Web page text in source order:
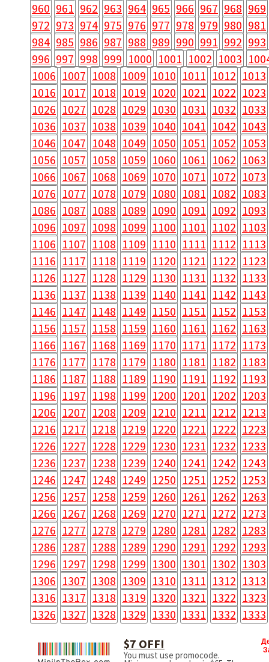
960 961 962 963 964 965 966 967 968 969
972 973 974 975 976 977 978 979 980 981
984 985 986 987 988 989 990 991 992 993
996 997 998 999 1000 1001 1002 1003
1006 1007 1008 1009 1010 1011 1012 1013
1016 1017 1018 1019 1020 1021 1022 1023
1026 1027 1028 1029 1030 1031 1032 1033
1036 1037 1038 1039 1040 1041 1042 1043
1046 1047 1048 1049 1050 1051 1052 1053
1056 1057 1058 1059 1060 1061 1062 1063
1066 1067 1068 1069 1070 1071 1072 1073
1076 1077 1078 1079 1080 1081 1082 1083
1086 1087 1088 1089 1090 1091 1092 1093
1096 1097 1098 1099 1100 1101 1102 1103
1106 1107 1108 1109 1110 1111 1112 1113
1116 1117 1118 1119 1120 1121 1122 1123
1126 1127 1128 1129 1130 1131 1132 1133
1136 1137 1138 1139 1140 1141 1142 1143
1146 1147 1148 1149 1150 1151 1152 1153
1156 1157 1158 1159 1160 1161 1162 1163
1166 1167 1168 1169 1170 1171 1172 1173
1176 1177 1178 1179 1180 1181 1182 1183
1186 1187 1188 1189 1190 1191 1192 1193
1196 1197 1198 1199 1200 1201 1202 1203
1206 1207 1208 1209 1210 1211 1212 1213
1216 1217 1218 1219 1220 1221 1222 1223
1226 1227 1228 1229 1230 1231 1232 1233
1236 1237 1238 1239 1240 1241 1242 1243
1246 1247 1248 1249 1250 1251 1252 1253
1256 1257 1258 1259 1260 1261 1262 1263
1266 1267 1268 1269 1270 1271 1272 1273
1276 1277 1278 1279 1280 1281 1282 1283
1286 1287 1288 1289 1290 1291 1292 1293
1296 1297 1298 1299 1300 1301 1302 1303
1306 1307 1308 1309 1310 1311 1312 1313
1316 1317 1318 1319 1320 1321 1322 1323
1326 1327 1328 1329 1330 1331 1332 1333
$7 OFF!
You must use promocode.